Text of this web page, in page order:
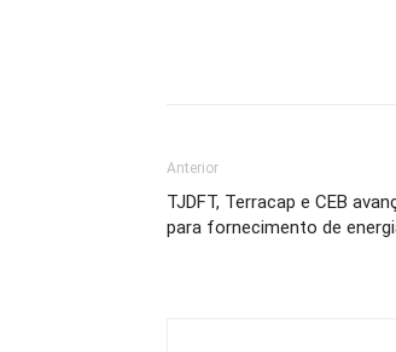
Anterior
TJDFT, Terracap e CEB
para fornecimento de